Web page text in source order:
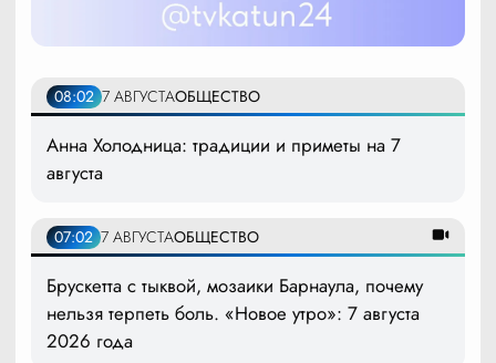
08:02 7 АВГУСТАОБЩЕСТВО
Анна Холодница: традиции и приметы на 7
августа
07:02 7 АВГУСТАОБЩЕСТВО
Брускетта с тыквой, мозаики Барнаула, почему
нельзя терпеть боль. «Новое утро»: 7 августа
2026 года